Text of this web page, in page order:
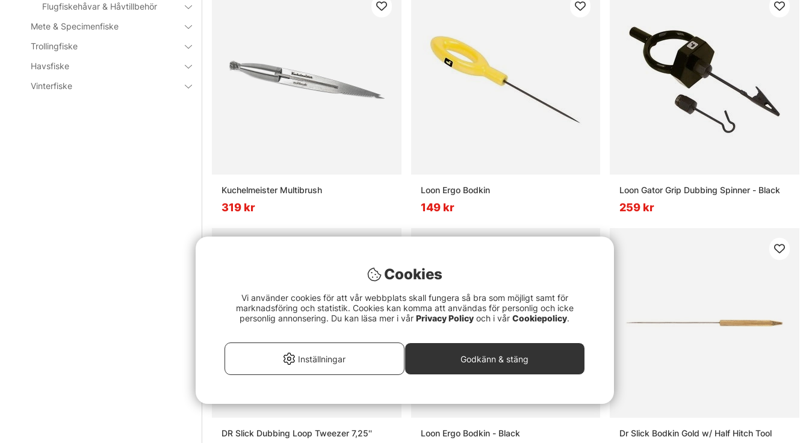
Flugfiskehåvar & Håvtillbehör
Mete & Specimenfiske
Trollingfiske
Havsfiske
Vinterfiske
Kuchelmeister Multibrush
319 kr
Loon Ergo Bodkin
149 kr
Loon Gator Grip Dubbing Spinner - Black
259 kr
DR Slick Dubbing Loop Tweezer 7,25'' Loon Ergo Bodkin - Black Dr Slick Bodkin Gold w/ Half Hitch Tool
Cookies
Vi använder cookies för att vår webbplats skall fungera så bra som möjligt samt för
marknadsföring och statistik. Cookies kan komma att användas för personlig och icke
personlig annonsering. Du kan läsa mer i vår Privacy Policy och i vår Cookiepolicy.
Inställningar Godkänn & stäng